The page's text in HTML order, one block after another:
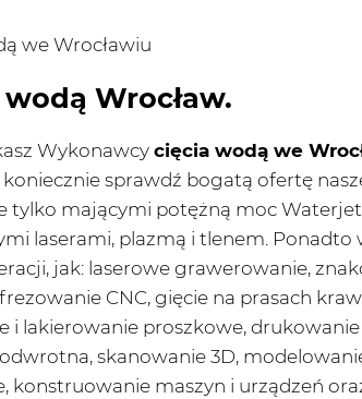
we Wrocławiu
Wrocław.
Wykonawcy cięcia wodą we
koniecznie sprawdź bogatą ofertę
tylko mającymi potężną moc
laserami, plazmą i tlenem. Ponadto
jak: laserowe grawerowanie,
CNC, gięcie na prasach
i lakierowanie proszkowe,
skanowanie 3D,
konstruowanie maszyn i urządzeń